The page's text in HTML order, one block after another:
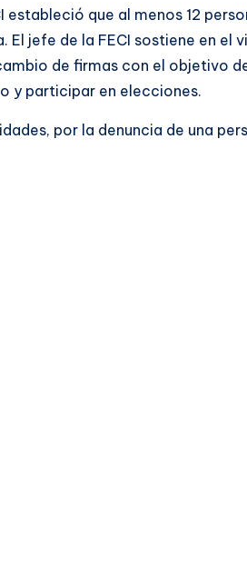
estableció que al menos 12
jefe de la FECI sostiene en el
de firmas con el objetivo
y participar en elecciones.
por la denuncia de una